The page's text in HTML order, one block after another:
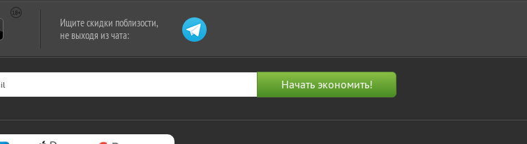
Ищите скидки поблизости,
не выходя из чата: